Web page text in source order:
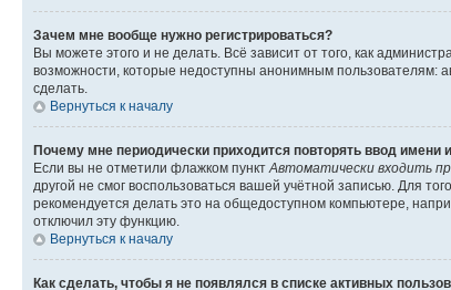
Зачем мне вообще нужно регистрироваться?
Вы можете этого и не делать. Всё зависит от того, как
возможности, которые недоступны анонимным пользователям:
сделать.
Вернуться к началу
Почему мне периодически приходится повторять ввод имени
Если вы не отметили флажком пункт Автоматически входить
другой не смог воспользоваться вашей учётной записью. Для
рекомендуется делать это на общедоступном компьютере,
отключил эту функцию.
Вернуться к началу
Как сделать, чтобы я не появлялся в списке активных